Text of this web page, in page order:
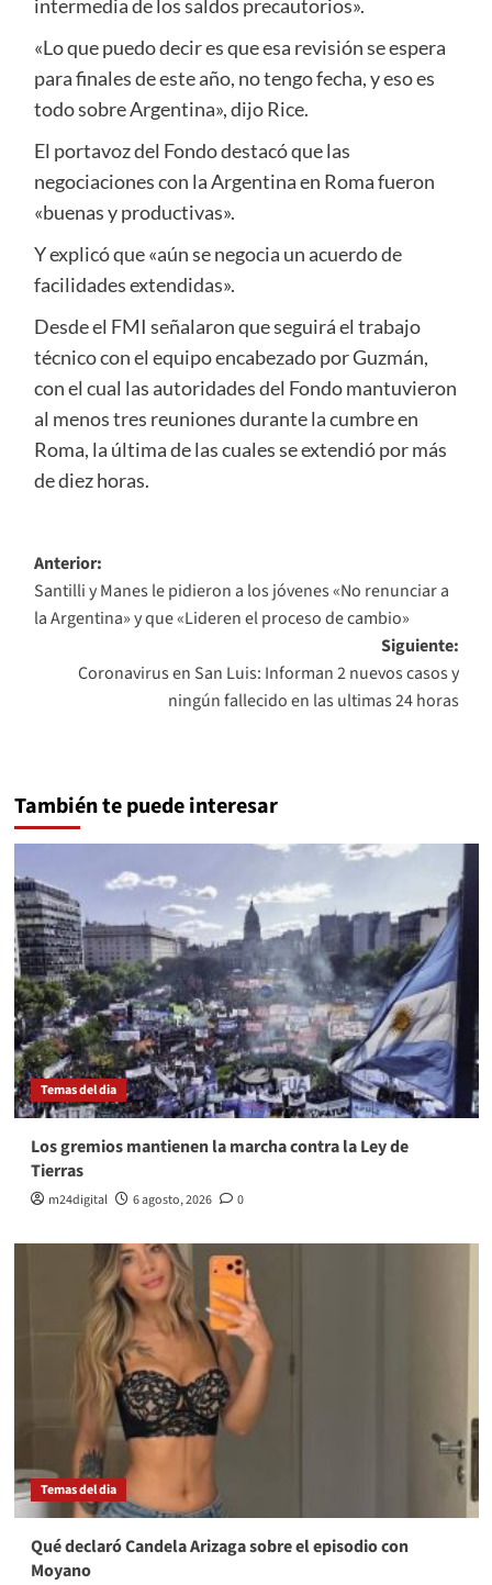
intermedia de los saldos precautorios».
«Lo que puedo decir es que esa revisión se espera
para finales de este año, no tengo fecha, y eso es
todo sobre Argentina», dijo Rice.
El portavoz del Fondo destacó que las
negociaciones con la Argentina en Roma fueron
«buenas y productivas».
Y explicó que «aún se negocia un acuerdo de
facilidades extendidas».
Desde el FMI señalaron que seguirá el trabajo
técnico con el equipo encabezado por Guzmán,
con el cual las autoridades del Fondo mantuvieron
al menos tres reuniones durante la cumbre en
Roma, la última de las cuales se extendió por más
de diez horas.
Navegación
de
entradas
Anterior:
Santilli y Manes le pidieron a los jóvenes «No renunciar a
la Argentina» y que «Lideren el proceso de cambio»
Siguiente:
Coronavirus en San Luis: Informan 2 nuevos casos y
ningún fallecido en las ultimas 24 horas
También te puede interesar
Temas del dia
Los gremios mantienen la marcha contra la Ley de
Tierras
m24digital 6 agosto, 2026 0
Temas del dia
Qué declaró Candela Arizaga sobre el episodio con
Moyano